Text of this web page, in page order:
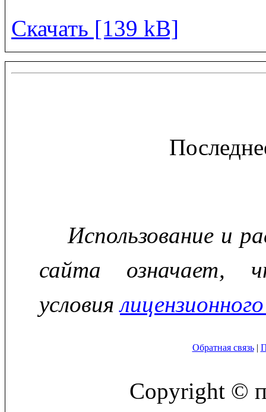
Скачать [139 kB]
Использование и
сайта означает,
условия
Обратная связь|
Copyright ©